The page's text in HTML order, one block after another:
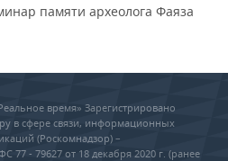
памяти археолога Фаяза
время» Зарегистрировано
в сфере связи, информационных
(Роскомнадзор) –
- 79627 от 18 декабря 2020 г. (ранее